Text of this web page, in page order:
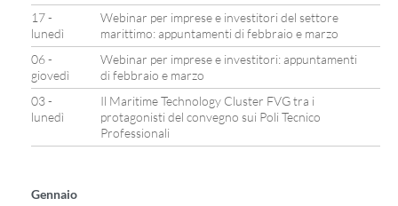
17 -
lunedì
Webinar per imprese e investitori del settore
marittimo: appuntamenti di febbraio e marzo
06 -
giovedì
Webinar per imprese e investitori: appuntamenti
di febbraio e marzo
03 -
lunedì
Il Maritime Technology Cluster FVG tra i
protagonisti del convegno sui Poli Tecnico
Professionali
Gennaio